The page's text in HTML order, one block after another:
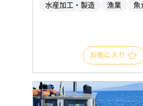
水産加工・製造 漁業 魚
お気に入り